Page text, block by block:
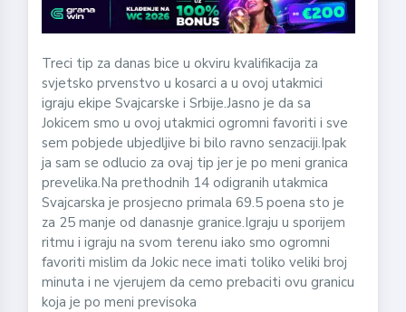
Treci tip za danas bice u okviru kvalifikacija za
svjetsko prvenstvo u kosarci a u ovoj utakmici
igraju ekipe Svajcarske i Srbije.Jasno je da sa
Jokicem smo u ovoj utakmici ogromni favoriti i sve
sem pobjede ubjedljive bi bilo ravno senzaciji.Ipak
ja sam se odlucio za ovaj tip jer je po meni granica
prevelika.Na prethodnih 14 odigranih utakmica
Svajcarska je prosjecno primala 69.5 poena sto je
za 25 manje od danasnje granice.Igraju u sporijem
ritmu i igraju na svom terenu iako smo ogromni
favoriti mislim da Jokic nece imati toliko veliki broj
minuta i ne vjerujem da cemo prebaciti ovu granicu
koja je po meni previsoka